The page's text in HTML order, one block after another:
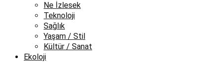
Ne İzlesek
Teknoloji
Sağlık
Yaşam / Stil
Kültür / Sanat
Ekoloji